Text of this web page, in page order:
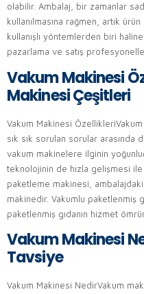
olabilir. Ambalaj, bir zamanlar
kullanılmasına rağmen, artık
kullanışlı yöntemlerden biri
pazarlama ve satış
Vakum Makinesi
Makinesi Çeşitleri
Vakum Makinesi
sık sık sorulan sorular arasında
vakum makinelere ilginin
teknolojinin de hızla gelişmesi
paketleme makinesi,
makinedir. Vakumlu paketlenmiş
paketlenmiş gıdanın hizmet
Vakum Makinesi
Tavsiye
Vakum Makinesi NedirVakum